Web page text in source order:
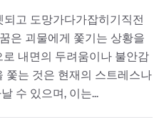
고 도망가다가잡히기직전
은 괴물에게 쫓기는 상황을
내면의 두려움이나 불안감
쫓는 것은 현재의 스트레스나
수 있으며, 이는...